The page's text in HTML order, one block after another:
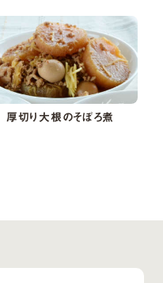
厚切り大根のそぼろ煮